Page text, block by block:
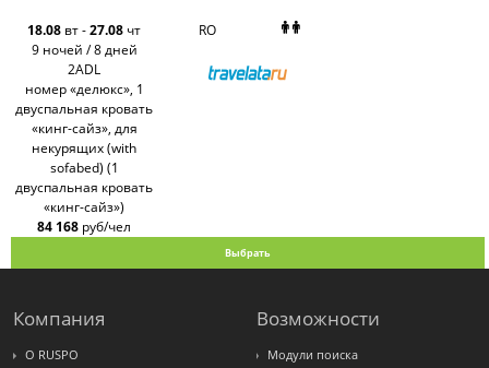
Alean
Sunmar
PlanTravel
ex TUI
Крымская
Russian
Express
Интурист
Travelata
18.08 вт-27.08 чт
9 ночей / 8 дней
RO
2ADL
номер «делюкс», 1
двуспальная кровать
«кинг-сайз», для
некурящих (with
sofabed) (1
двуспальная кровать
«кинг-сайз»)
84 168 руб/чел
Выбрать
Компания
О RUSPO
Возможности
Модули поиска